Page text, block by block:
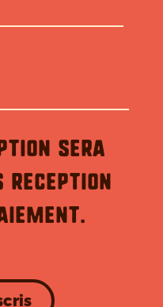
sera
reception